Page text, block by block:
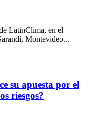
LatinClima, en el
Montevideo...
su apuesta por el
riesgos?